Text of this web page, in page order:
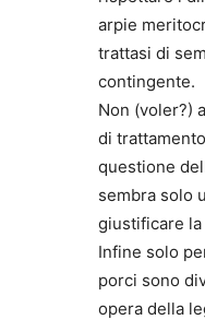
arpie
trattasi di
contingente.
Non (voler?)
di
questione
sembra solo
giustificare
Infine solo
porci sono
opera della